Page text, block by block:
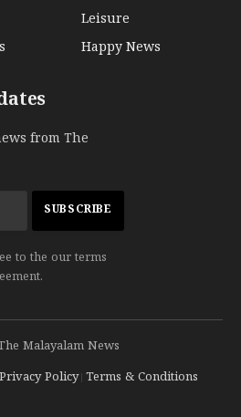
Leisure
Happy News
from The
to the our terms
Malayalam News
Privacy Policy Terms & Conditions